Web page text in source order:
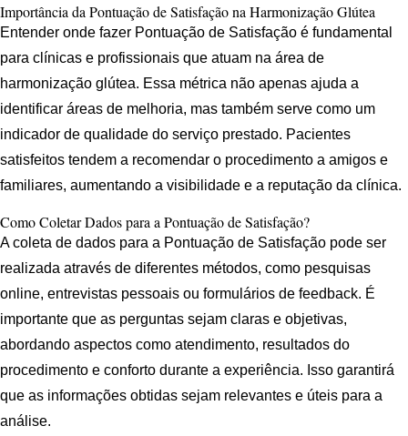
Importância da Pontuação de Satisfação na Harmonização Glútea
Entender onde fazer Pontuação de Satisfação é fundamental
para clínicas e profissionais que atuam na área de
harmonização glútea. Essa métrica não apenas ajuda a
identificar áreas de melhoria, mas também serve como um
indicador de qualidade do serviço prestado. Pacientes
satisfeitos tendem a recomendar o procedimento a amigos e
familiares, aumentando a visibilidade e a reputação da clínica.
Como Coletar Dados para a Pontuação de Satisfação?
A coleta de dados para a Pontuação de Satisfação pode ser
realizada através de diferentes métodos, como pesquisas
online, entrevistas pessoais ou formulários de feedback. É
importante que as perguntas sejam claras e objetivas,
abordando aspectos como atendimento, resultados do
procedimento e conforto durante a experiência. Isso garantirá
que as informações obtidas sejam relevantes e úteis para a
análise.